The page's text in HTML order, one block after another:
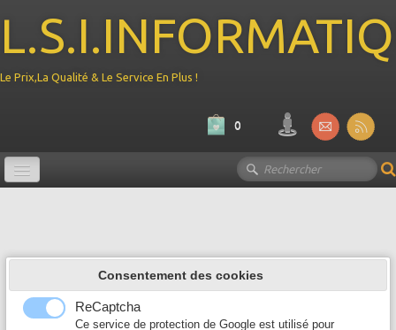
Le Prix,La Qualité & Le Service En Plus !
0
▼
Périphérique▼
Consentement des cookies
ReCaptcha
Ce service de protection de Google est utilisé pour